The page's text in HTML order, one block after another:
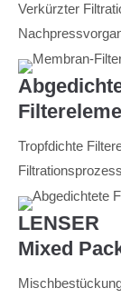
Verkürzter
Tropfdichte
Filtrationsprozess
LENSER
Mixed